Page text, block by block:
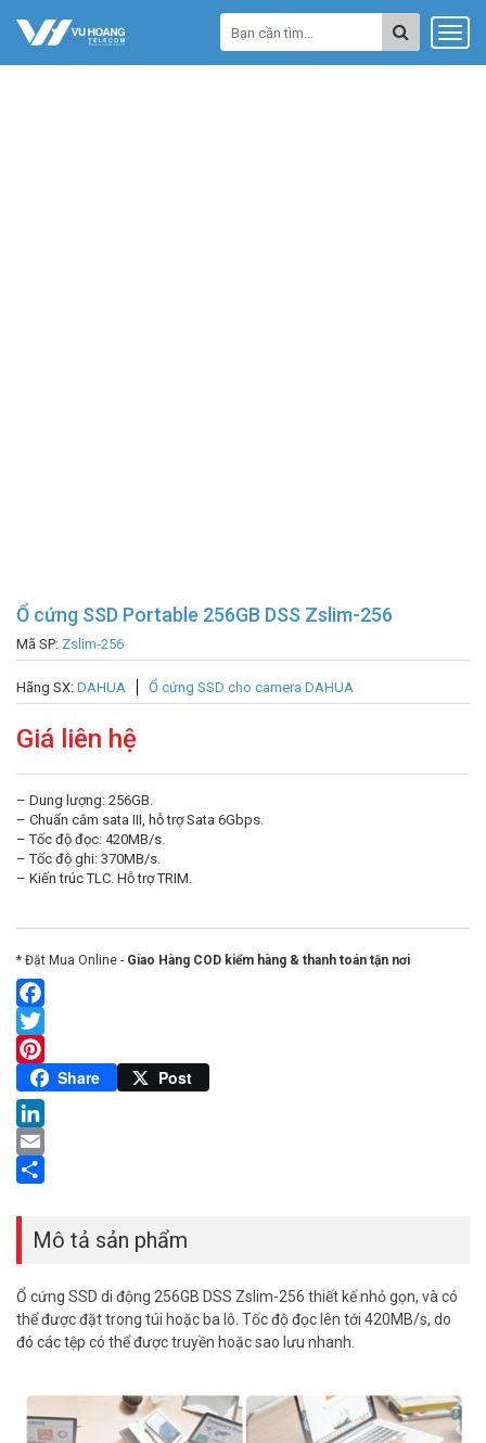
Ổ cứng SSD Portable 256GB DSS Zslim-256
Mã SP: Zslim-256
Hãng SX: DAHUA Ổ cứng SSD cho camera DAHUA
Giá liên hệ
– Dung lượng: 256GB.
– Chuẩn cắm sata III, hỗ trợ Sata 6Gbps.
– Tốc độ đọc: 420MB/s.
– Tốc độ ghi: 370MB/s.
– Kiến trúc TLC. Hỗ trợ TRIM.
* Đặt Mua Online - Giao Hàng COD kiểm hàng & thanh toán tận nơi
Facebook
Twitter
Pinterest
Share Post
LinkedIn
Email
Mô tả sản phẩm
Ổ cứng SSD di động 256GB DSS Zslim-256 thiết kế nhỏ gọn, và có
thể được đặt trong túi hoặc ba lô. Tốc độ đọc lên tới 420MB/s, do
đó các tệp có thể được truyền hoặc sao lưu nhanh.